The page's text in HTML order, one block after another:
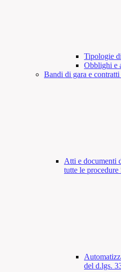
Tipologie
Obblighi e
Bandi di gara e contratti
Atti e documenti
tutte le procedure
del d.lgs.